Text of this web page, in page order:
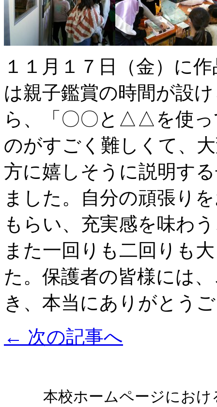
１１月１７日（金）に
は親子鑑賞の時間が設
ら、「〇〇と△△を使っ
のがすごく難しくて、
方に嬉しそうに説明す
ました。自分の頑張り
もらい、充実感を味わ
また一回りも二回りも
た。保護者の皆様には
き、本当にありがとう
← 次の記事へ
本校ホームページにお